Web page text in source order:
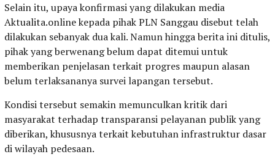
Selain itu, upaya konfirmasi yang dilakukan media
Aktualita.online kepada pihak PLN Sanggau disebut telah
dilakukan sebanyak dua kali. Namun hingga berita ini ditulis,
pihak yang berwenang belum dapat ditemui untuk
memberikan penjelasan terkait progres maupun alasan
belum terlaksananya survei lapangan tersebut.
Kondisi tersebut semakin memunculkan kritik dari
masyarakat terhadap transparansi pelayanan publik yang
diberikan, khususnya terkait kebutuhan infrastruktur dasar
di wilayah pedesaan.